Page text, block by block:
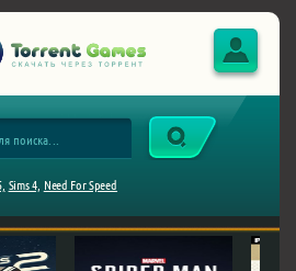
Sims 4, Need For Speed